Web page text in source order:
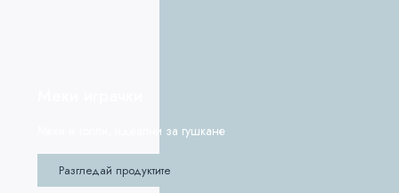
Меки и топли, идеални за гушкане
Разгледай продуктите